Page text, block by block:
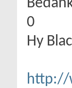
0
Hy
http://